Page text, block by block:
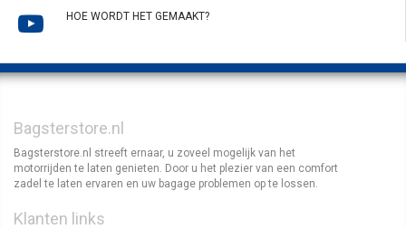
HOE WORDT HET GEMAAKT?
Bagsterstore.nl
Bagsterstore.nl streeft ernaar, u zoveel mogelijk van het
motorrijden te laten genieten. Door u het plezier van een comfort
zadel te laten ervaren en uw bagage problemen op te lossen.
Klanten links